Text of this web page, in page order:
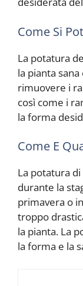
Come Si
La potatura
la pianta
rimuovere i
così come i
la forma
Come E
La potatura
durante la
primavera o
troppo
la pianta. La
la forma e la